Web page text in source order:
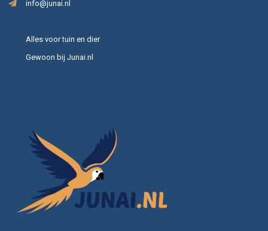
info@junai.nl
Alles voor tuin en dier
Gewoon bij Junai.nl